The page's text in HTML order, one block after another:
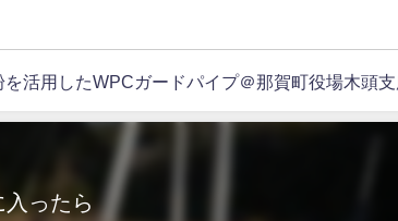
を活用したWPCガードパイプ＠那賀町役場木頭
ったら